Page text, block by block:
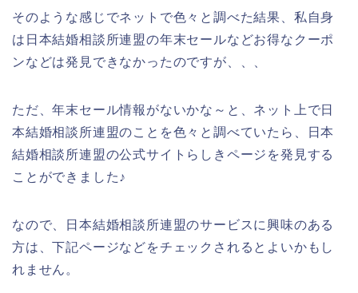
そのような感じでネットで色々と調べた結果、私自身
は日本結婚相談所連盟の年末セールなどお得なクーポ
ンなどは発見できなかったのですが、、、
ただ、年末セール情報がないかな～と、ネット上で日
本結婚相談所連盟のことを色々と調べていたら、日本
結婚相談所連盟の公式サイトらしきページを発見する
ことができました♪
なので、日本結婚相談所連盟のサービスに興味のある
方は、下記ページなどをチェックされるとよいかもし
れません。